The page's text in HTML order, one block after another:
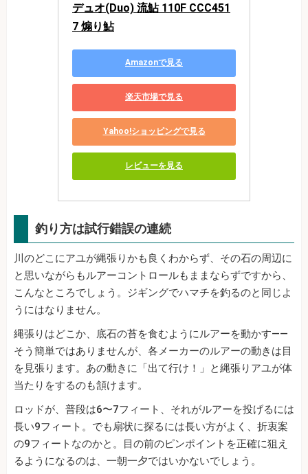
デュオ(Duo) 流鮎 110F CCC451
7 煽り鮎
Amazonで見る
楽天市場で見る
Yahoo!ショッピングで見る
レビューを見る
釣り方は試行錯誤の連続
川のどこにアユが縄張りかも良くわからず、その石の周辺に
と思いながらもルアーコントロールもままならずですから、
こんなところでしょう。ジギングでハマチを釣るのと同じよ
うにはなりません。
縄張りはどこか、底石の苔を食むようにルアーを動かす——
そう簡単ではありませんが、各メーカーのルアーの動きは目
を見張ります。あの動きに「出て行け！」と縄張りアユが体
当たりをするのも頷けます。
ロッドが、普段は6〜7フィート、それがルアーを投げるには
長い9フィート。でも扇状に探るには長い方がよく、折衷案
の9フィートなのかと。目の前のピンポイントを正確に狙え
るようになるのは、一朝一夕ではいかないでしょう。